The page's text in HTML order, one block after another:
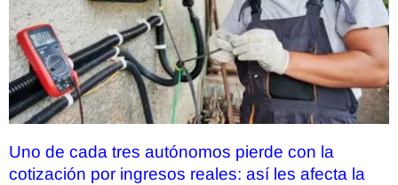
Uno de cada tres autónomos pierde con la
cotización por ingresos reales: así les afecta la